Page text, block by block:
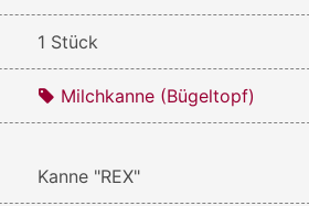
1 Stück
Milchkanne (Bügeltopf)
Kanne "REX"